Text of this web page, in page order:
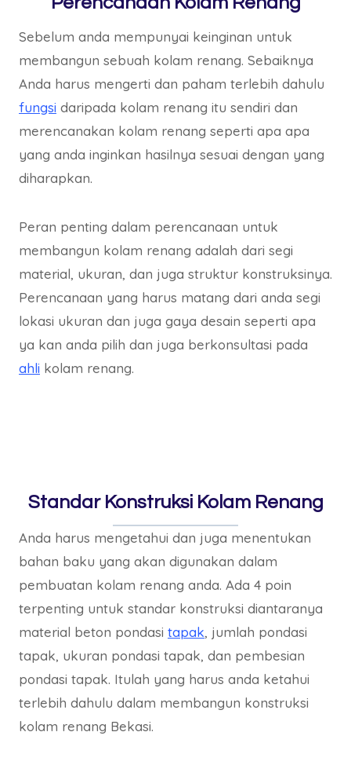
Sebelum anda mempunyai keinginan untuk
membangun sebuah kolam renang. Sebaiknya
Anda harus mengerti dan paham terlebih dahulu
fungsi daripada kolam renang itu sendiri dan
merencanakan kolam renang seperti apa apa
yang anda inginkan hasilnya sesuai dengan yang
diharapkan.
Peran penting dalam perencanaan untuk
membangun kolam renang adalah dari segi
material, ukuran, dan juga struktur konstruksinya.
Perencanaan yang harus matang dari anda segi
lokasi ukuran dan juga gaya desain seperti apa
ya kan anda pilih dan juga berkonsultasi pada
ahli kolam renang.
Standar Konstruksi Kolam Renang
Anda harus mengetahui dan juga menentukan
bahan baku yang akan digunakan dalam
pembuatan kolam renang anda. Ada 4 poin
terpenting untuk standar konstruksi diantaranya
material beton pondasi tapak, jumlah pondasi
tapak, ukuran pondasi tapak, dan pembesian
pondasi tapak. Itulah yang harus anda ketahui
terlebih dahulu dalam membangun konstruksi
kolam renang Bekasi.